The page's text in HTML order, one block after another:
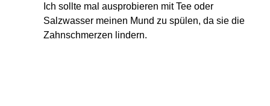
Ich sollte mal ausprobieren mit Tee oder
Salzwasser meinen Mund zu spülen, da sie die
Zahnschmerzen lindern.